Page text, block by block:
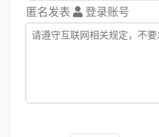
匿名发表 登录账号